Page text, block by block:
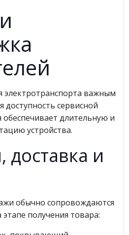
электротранспорта важным
доступность сервисной
длительную и
устройства.
доставка и
обычно сопровождаются
этапе получения товара: